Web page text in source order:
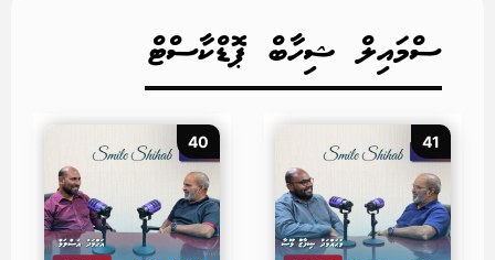
ސްމައިލް ޝިހާބް ޕޮޑްކާސްޓް
41
40